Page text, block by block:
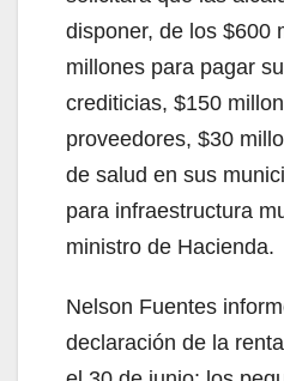
disponer, de los $600
millones para pagar
crediticias, $150
proveedores, $30
de salud en sus
para infraestructura
ministro de Hacienda.
Nelson Fuentes
declaración de la